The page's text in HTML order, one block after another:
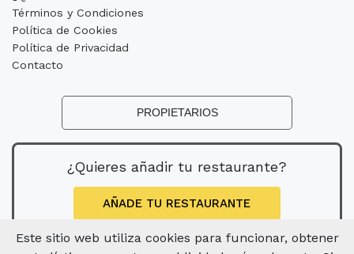
Términos y Condiciones
Política de Cookies
Política de Privacidad
Contacto
PROPIETARIOS
¿Quieres añadir tu restaurante?
AÑADE TU RESTAURANTE
Este sitio web utiliza cookies para funcionar, obtener